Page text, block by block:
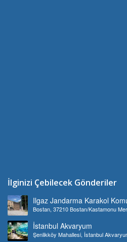
İlginizi Çebilecek Gönderiler
Ilgaz Jandarma Karakol
Bostan, 37210 Bostan/Kastamonu
İstanbul Akvaryum
Şenlikköy Mahallesi, İstanbul